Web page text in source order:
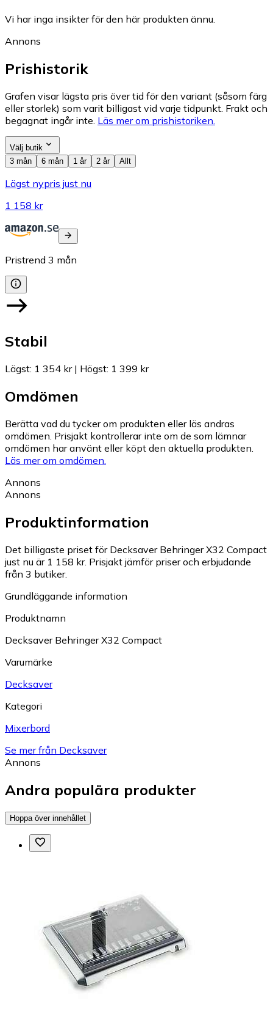
Vi har inga insikter för den här produkten ännu.
Annons
Prishistorik
Grafen visar lägsta pris över tid för den variant (såsom färg
eller storlek) som varit billigast vid varje tidpunkt. Frakt och
begagnat ingår inte. Läs mer om prishistoriken.
Välj butik
3 mån
6 mån 1 år 2 år Allt
Lägst nypris just nu
1 158 kr
Pristrend 3 mån
Stabil
Lägst: 1 354 kr| Högst: 1 399 kr
Omdömen
Berätta vad du tycker om produkten eller läs andras
omdömen. Prisjakt kontrollerar inte om de som lämnar
omdömen har använt eller köpt den aktuella produkten.
Läs mer om omdömen.
Annons
Annons
Produktinformation
Det billigaste priset för Decksaver Behringer X32 Compact
just nu är 1 158 kr. Prisjakt jämför priser och erbjudande
från 3 butiker.
Grundläggande information
Produktnamn
Decksaver Behringer X32 Compact
Varumärke
Decksaver
Kategori
Mixerbord
Se mer från Decksaver
Annons
Andra populära produkter
Hoppa över innehållet